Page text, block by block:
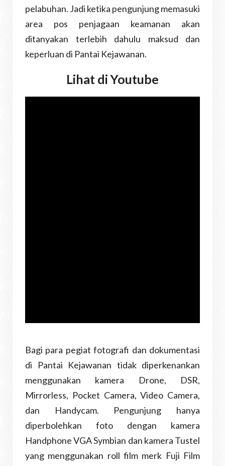
pelabuhan. Jadi ketika pengunjung memasuki
area pos penjagaan keamanan akan
ditanyakan terlebih dahulu maksud dan
keperluan di Pantai Kejawanan.
Lihat di Youtube
Bagi para pegiat fotografi dan dokumentasi
di Pantai Kejawanan tidak diperkenankan
menggunakan kamera Drone, DSR,
Mirrorless, Pocket Camera, Video Camera,
dan Handycam. Pengunjung hanya
diperbolehkan foto dengan kamera
Handphone VGA Symbian dan kamera Tustel
yang menggunakan roll film merk Fuji Film